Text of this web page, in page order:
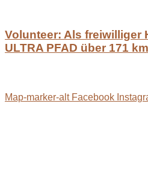
Volunteer: Als freiwilliger
ULTRA PFAD über 171 km
Map-marker-alt Facebook